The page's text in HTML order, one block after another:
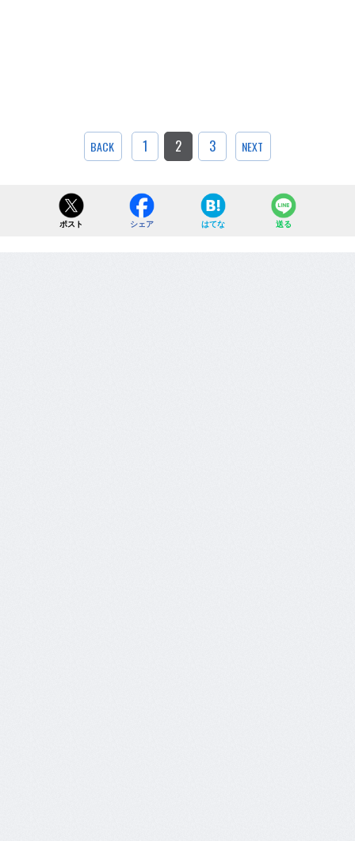
BACK 1 2 3 NEXT
ポスト シェア はてな 送る